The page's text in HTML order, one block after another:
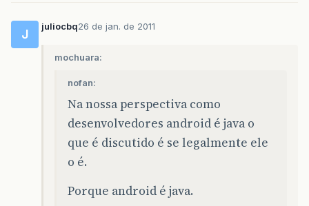
J
juliocbq26 de jan. de 2011
mochuara:
nofan:
Na nossa perspectiva como
desenvolvedores android é java o
que é discutido é se legalmente ele
o é.
Porque android é java.